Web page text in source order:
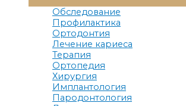
Меню
Обследование
Профилактика
Ортодонтия
Лечение кариеса
Терапия
Ортопедия
Хирургия
Имплантология
Пародонтология